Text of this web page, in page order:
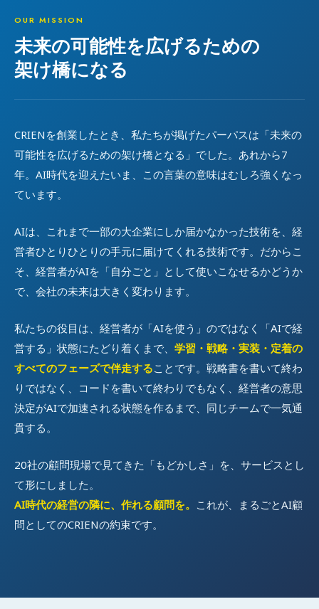
OUR MISSION
未来の可能性を広げるための
架け橋になる
CRIENを創業したとき、私たちが掲げたパーパスは「未来の
可能性を広げるための架け橋となる」でした。あれから7
年。AI時代を迎えたいま、この言葉の意味はむしろ強くなっ
ています。
AIは、これまで一部の大企業にしか届かなかった技術を、経
営者ひとりひとりの手元に届けてくれる技術です。だからこ
そ、経営者がAIを「自分ごと」として使いこなせるかどうか
で、会社の未来は大きく変わります。
私たちの役目は、経営者が「AIを使う」のではなく「AIで経
営する」状態にたどり着くまで、 学習・戦略・実装・定着の
すべてのフェーズで伴走することです。戦略書を書いて終わ
りではなく、コードを書いて終わりでもなく、経営者の意思
決定がAIで加速される状態を作るまで、同じチームで一気通
貫する。
20社の顧問現場で見てきた「もどかしさ」を、サービスとし
て形にしました。
AI時代の経営の隣に、作れる顧問を。 これが、まるごとAI顧
問としてのCRIENの約束です。